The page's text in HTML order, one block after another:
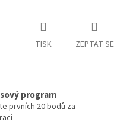
TISK ZEPTAT SE
program
prvních 20 bodů za